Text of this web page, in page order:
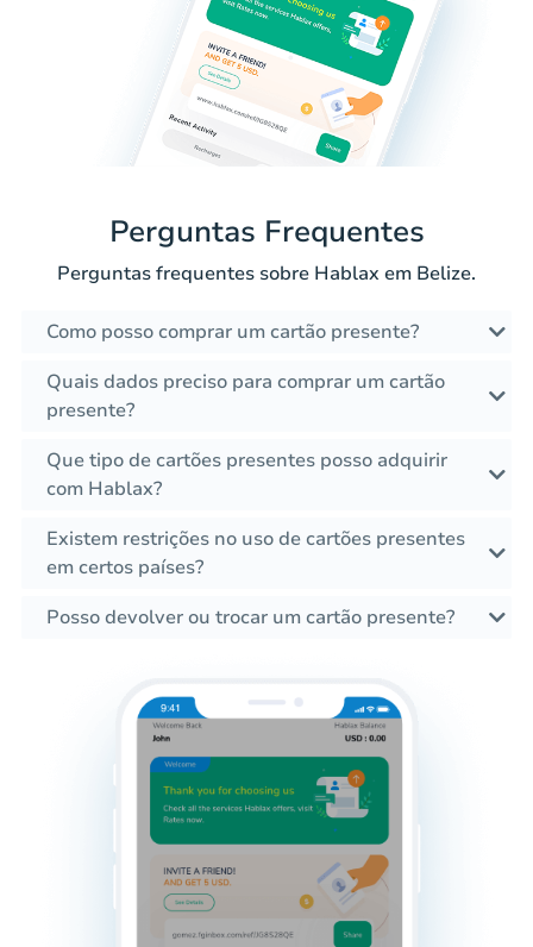
Perguntas Frequentes
Perguntas frequentes sobre Hablax em Belize.
Como posso comprar um cartão presente?
Quais dados preciso para comprar um cartão
presente?
Que tipo de cartões presentes posso adquirir
com Hablax?
Existem restrições no uso de cartões presentes
em certos países?
Posso devolver ou trocar um cartão presente?